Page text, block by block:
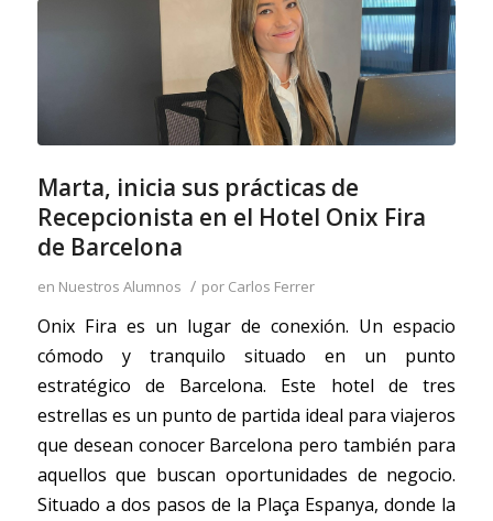
Marta, inicia sus prácticas de
Recepcionista en el Hotel Onix Fira
de Barcelona
en Nuestros Alumnos / por Carlos Ferrer
Onix Fira es un lugar de conexión. Un espacio
cómodo y tranquilo situado en un punto
estratégico de Barcelona. Este hotel de tres
estrellas es un punto de partida ideal para viajeros
que desean conocer Barcelona pero también para
aquellos que buscan oportunidades de negocio.
Situado a dos pasos de la Plaça Espanya, donde la